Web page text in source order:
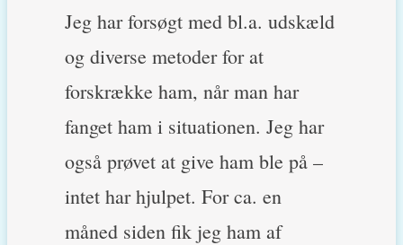
Jeg har forsøgt med bl.a. udskæld
og diverse metoder for at
forskrække ham, når man har
fanget ham i situationen. Jeg har
også prøvet at give ham ble på –
intet har hjulpet. For ca. en
måned siden fik jeg ham af